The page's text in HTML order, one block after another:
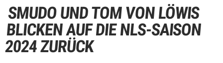
SMUDO UND TOM VON LÖWIS
BLICKEN AUF DIE NLS-SAISON
2024 ZURÜCK